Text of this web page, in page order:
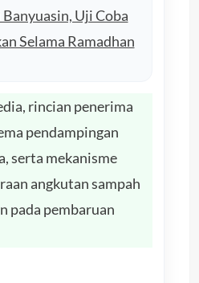
Uji Coba
Selama Ramadhan
rincian penerima
pendampingan
serta mekanisme
angkutan sampah
pada pembaruan